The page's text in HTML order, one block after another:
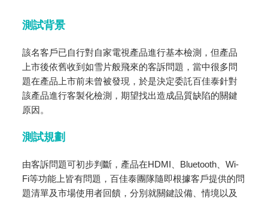
測試背景
該名客戶已自行對自家電視產品進行基本檢測，但產品
上市後依舊收到如雪片般飛來的客訴問題，當中很多問
題在產品上市前未曾被發現，於是決定委託百佳泰針對
該產品進行客製化檢測，期望找出造成品質缺陷的關鍵
原因。
測試規劃
由客訴問題可初步判斷，產品在HDMI、Bluetooth、Wi-
Fi等功能上皆有問題，百佳泰團隊隨即根據客戶提供的問
題清單及市場使用者回饋，分別就關鍵設備、情境以及